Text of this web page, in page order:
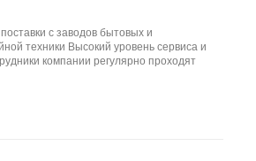
с заводов бытовых и
техники Высокий уровень сервиса и
компании регулярно проходят